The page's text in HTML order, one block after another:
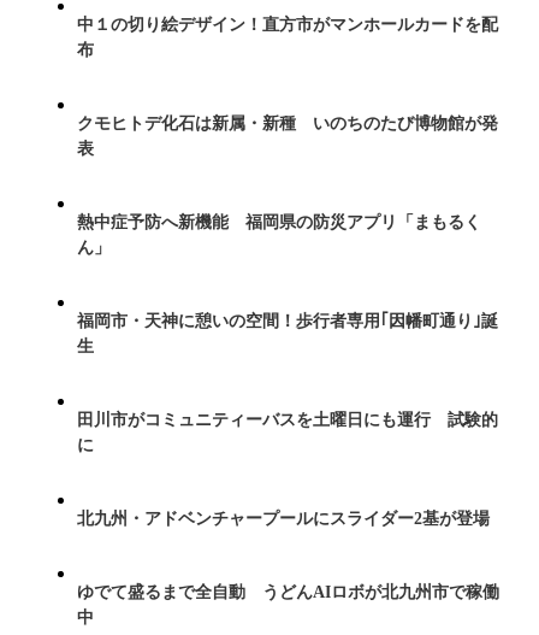
中１の切り絵デザイン！直方市がマンホールカードを配
布
クモヒトデ化石は新属・新種 いのちのたび博物館が発
表
熱中症予防へ新機能 福岡県の防災アプリ「まもるく
ん」
福岡市・天神に憩いの空間！歩行者専用｢因幡町通り｣誕
生
田川市がコミュニティーバスを土曜日にも運行 試験的
に
北九州・アドベンチャープールにスライダー2基が登場
ゆでて盛るまで全自動 うどんAIロボが北九州市で稼働
中